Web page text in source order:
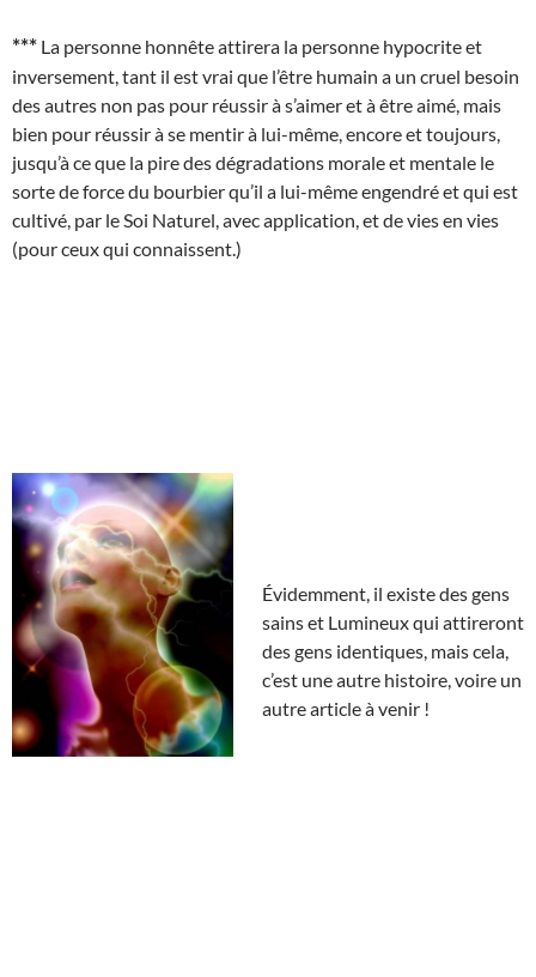
*** La personne honnête attirera la personne hypocrite et
inversement, tant il est vrai que l’être humain a un cruel besoin
des autres non pas pour réussir à s’aimer et à être aimé, mais
bien pour réussir à se mentir à lui-même, encore et toujours,
jusqu’à ce que la pire des dégradations morale et mentale le
sorte de force du bourbier qu’il a lui-même engendré et qui est
cultivé, par le Soi Naturel, avec application, et de vies en vies
(pour ceux qui connaissent.)
Évidemment, il existe des gens
sains et Lumineux qui attireront
des gens identiques, mais cela,
c’est une autre histoire, voire un
autre article à venir !